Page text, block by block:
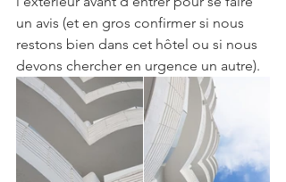
un avis (et en gros confirmer si nous
restons bien dans cet hôtel ou si nous
devons chercher en urgence un autre).